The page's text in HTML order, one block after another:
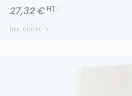
RÉF. 0002010
27,32 € HT